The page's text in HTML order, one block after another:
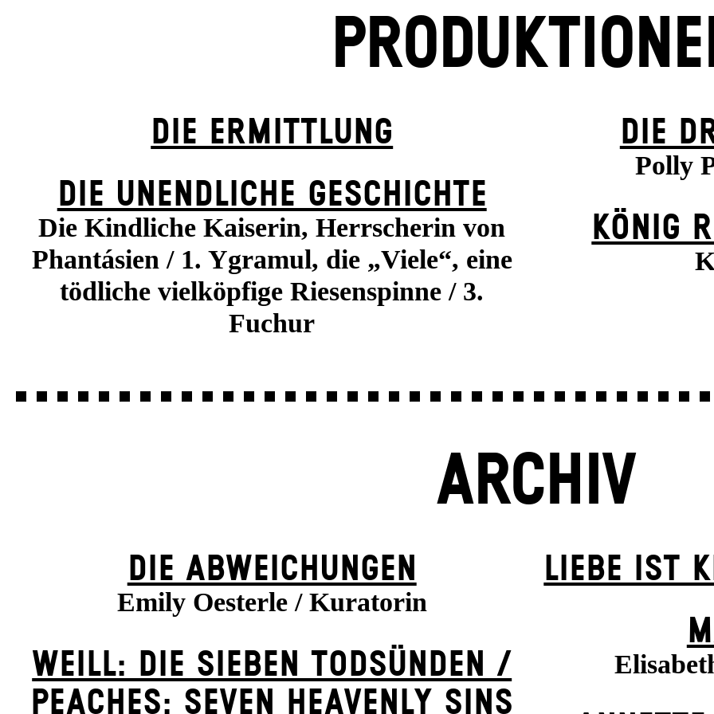
DIE ERMITTLUNG
DIE UN­ENDLICHE GESCHICHTE
Die Kindliche Kaiserin, Herrscherin von
Phantásien / 1. Ygramul, die „Viele“, eine
tödliche vielköpfige Riesenspinne / 3.
Fuchur
DIE
Polly
KÖNIG
ARCHIV
DIE ABWEICHUNGEN
Emily Oesterle / Kuratorin
WEILL: DIE SIEBEN TODSÜNDEN /
PEACHES: SEVEN HEAVENLY SINS
LIEBE IST